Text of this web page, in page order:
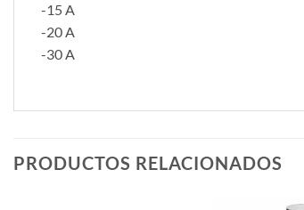
-15 A
-20 A
-30 A
PRODUCTOS RELACIONADOS